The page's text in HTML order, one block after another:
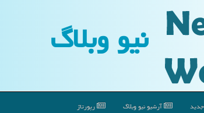
نیو وبلاگ
آرشیو نیو وبلاگ رپورتاژ